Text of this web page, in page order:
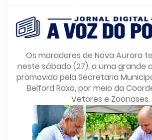
Os moradores de Nova Aurora
neste sábado (27), a uma grande
promovida pela Secretaria
Belford Roxo, por meio da
Vetores e Zoonoses.